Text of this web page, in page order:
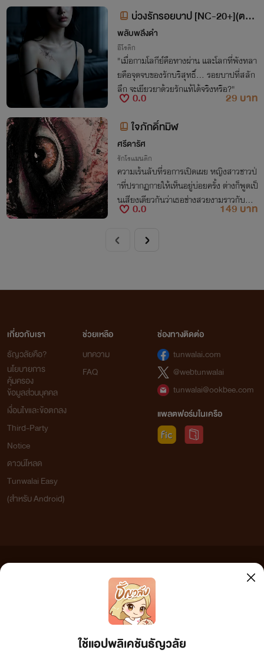
บวรเดช 2476
บ่วงรักรอยบาป [NC-20+](ตอน
ที่ 41-52)
พลับพลึงดำ
อีโรติก
"เมื่อกามโลกีย์คือทางผ่าน และโลกที่พังทลา
ยคือจุดจบของรักบริสุทธิ์... รอยบาปที่สลัก
ลึก จะเยียวยาด้วยรักแท้ได้จริงหรือ?"
0.0
29 บาท
ใจภักดิ์ทมิฬ
ศรีดารัศ
รักโรแมนติก
ความเร้นลับที่รอการเปิดเผย หญิงสาวชาวป่
าที่ปรากฏกายให้เห็นอยู่บ่อยครั้ง ต่างก็พูดเป็
นเสียงเดียวกันว่าเธอช่างสวยงามราวกับนาง
อัปสรา แต่สำหรับชาวบ้านในหมู่บ้านเร้นลับ
0.0 149 บาท
ใช้แอปพลิเคชันธัญวลัย
เกี่ยวกับเรา
ธัญวลัยคือ?
นโยบายการ
คุ้มครอง
ข้อมูลส่วนบุคคล
เงื่อนไขและข้อตกลง
Third-Party
Notice
ดาวน์โหลด
Tunwalai Easy
(สำหรับ Android)
ช่วยเหลือ
บทความ
FAQ
ช่องทางติดต่อ
tunwalai.com
@webtunwalai
tunwalai@ookbee.com
แพลตฟอร์มในเครือ
เว็บไซต์แห่งนี้ไม่ได้เห็นด้วยและไม่ขอรับผิดชอบต่อข้อความใดๆ ทั้งสิ้น ดังนั้นผู้อ่านทุกท่านโปรดใช้
วิจารณญาณในการกลั่นกรองด้วยตนเอง และหากท่านพบข้อความใดๆ ที่ขัดต่อกฎหมายและศีลธรรม
กรุณาแจ้งมาที่ tunwalai@ookbee.com เพื่อทีมงานจะได้ดำเนินการในทันที ทั้งนี้ ทางเว็บไซต์ขอสงวน
ลิขสิทธิ์ตามพระราชบัญญัติลิขสิทธิ์ (ฉบับเพิ่มเติม) พ.ศ.2558